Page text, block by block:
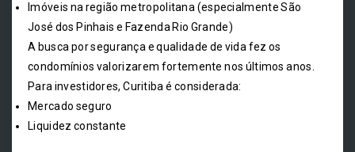
Imóveis na região metropolitana (especialmente São
José dos Pinhais e Fazenda Rio Grande)
A busca por segurança e qualidade de vida fez os
condomínios valorizarem fortemente nos últimos anos.
Para investidores, Curitiba é considerada:
Mercado seguro
Liquidez constante